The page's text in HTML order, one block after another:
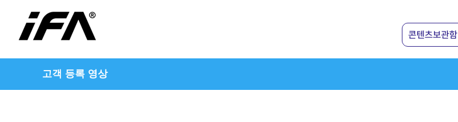
콘텐츠보관함
고객 등록 영상